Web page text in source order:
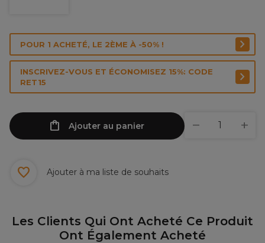
POUR 1 ACHETÉ, LE 2ÈME À -50% !
INSCRIVEZ-VOUS ET ÉCONOMISEZ 15%: CODE
RET15
Ajouter au panier
Ajouter à ma liste de souhaits
Les Clients Qui Ont Acheté Ce Produit
Ont Également Acheté